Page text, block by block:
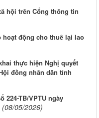
hội trên Cổng thông tin
hoạt động cho thuê lại lao
thực hiện Nghị quyết
đồng nhân dân tỉnh
224-TB/VPTU ngày
(08/05/2026)